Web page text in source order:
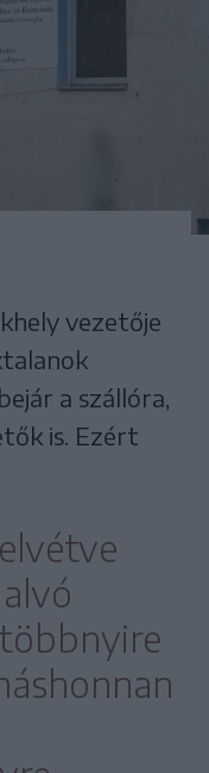
vezetője
a szállóra,
is. Ezért